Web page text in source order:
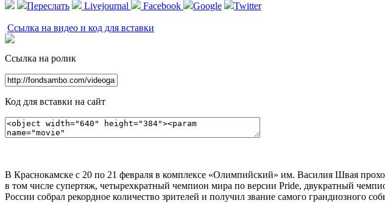
Переслать
Livejournal Facebook Google Twitter
Ссылка на видео и код для вставки
Ссылка на ролик
Код для вставки на сайт
В Краснокамске с 20 по 21 февраля в комплексе «Олимпийский» им. Василия Швая
в том числе супертяж, четырехкратный чемпион мира по версии Pride, двукратный
России собрал рекордное количество зрителей и получил звание самого грандиозного